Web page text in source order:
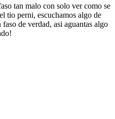
tan malo con solo ver como se
tio perni, escuchamos algo de
de verdad, asi aguantas algo